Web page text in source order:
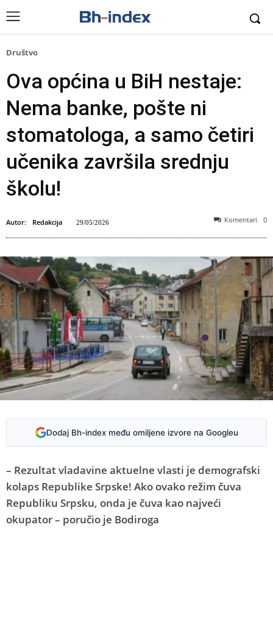
Društvo
Ova općina u BiH nestaje:
Nema banke, pošte ni
stomatologa, a samo četiri
učenika završila srednju
školu!
Autor: Redakcija 29/05/2026 Komentari 0
Dodaj Bh-index među omiljene izvore na Googleu
– Rezultat vladavine aktuelne vlasti je demografski
kolaps Republike Srpske! Ako ovako režim čuva
Republiku Srpsku, onda je čuva kao najveći
okupator – poručio je Bodiroga